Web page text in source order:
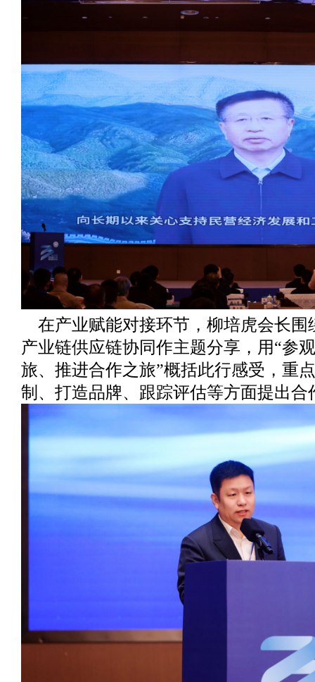
在产业赋能对接环节，柳培虎会长围
产业链供应链协同作主题分享，用“参
旅、推进合作之旅”概括此行感受，重
制、打造品牌、跟踪评估等方面提出合